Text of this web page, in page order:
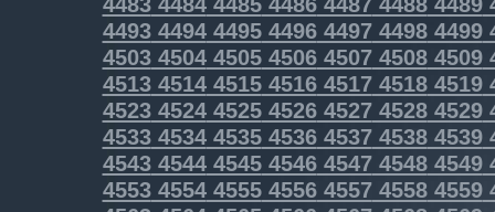
4493449444954496449744984499
4503450445054506450745084509
4513451445154516451745184519
4523452445254526452745284529
4533453445354536453745384539
4543454445454546454745484549
4553455445554556455745584559